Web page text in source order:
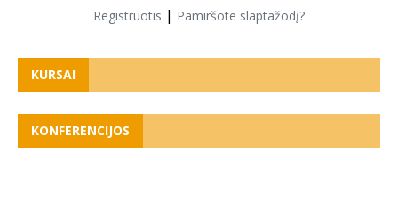
Registruotis | Pamiršote slaptažodį?
KURSAI
KONFERENCIJOS